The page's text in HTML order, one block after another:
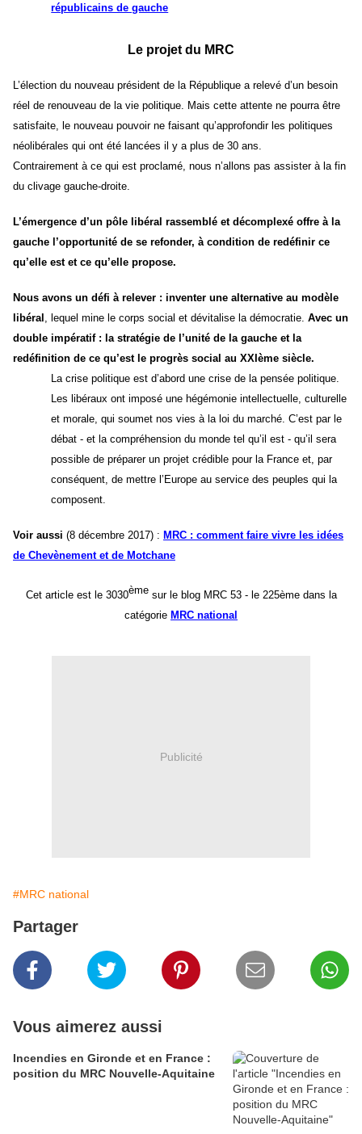
républicains de gauche
Le projet du MRC
L’élection du nouveau président de la République a relevé d’un besoin
réel de renouveau de la vie politique. Mais cette attente ne pourra être
satisfaite, le nouveau pouvoir ne faisant qu’approfondir les politiques
néolibérales qui ont été lancées il y a plus de 30 ans.
Contrairement à ce qui est proclamé, nous n’allons pas assister à la fin
du clivage gauche-droite.
L’émergence d’un pôle libéral rassemblé et décomplexé offre à la
gauche l’opportunité de se refonder, à condition de redéfinir ce
qu’elle est et ce qu’elle propose.
Nous avons un défi à relever : inventer une alternative au modèle
libéral , lequel mine le corps social et dévitalise la démocratie. Avec un
double impératif : la stratégie de l’unité de la gauche et la
redéfinition de ce qu’est le progrès social au XXIème siècle.
La crise politique est d’abord une crise de la pensée politique.
Les libéraux ont imposé une hégémonie intellectuelle, culturelle
et morale, qui soumet nos vies à la loi du marché. C’est par le
débat - et la compréhension du monde tel qu’il est - qu’il sera
possible de préparer un projet crédible pour la France et, par
conséquent, de mettre l’Europe au service des peuples qui la
composent.
Voir aussi (8 décembre 2017) : MRC : comment faire vivre les idées
de Chevènement et de Motchane
Cet article est le 3030èmesur le blog MRC 53 - le 225ème dans la
catégorie MRC national
Publicité
#MRC national
Partager
Vous aimerez aussi
Incendies en Gironde et en France :
position du MRC Nouvelle-Aquitaine